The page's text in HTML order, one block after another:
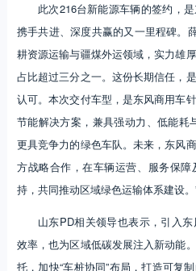
此次216台新能源车辆的签约，
携手共进、深度共赢的又一里程碑。
耕资源运输与疆煤外运领域，实力雄
占比超过三分之一。这份长期信任，
认可。本次交付车型，是东风商用车
节能解决方案，兼具强动力、低能耗
更具竞争力的绿色车队。未来，东风
方战略合作，在车辆运营、服务保
持，共同推动区域绿色运输体系建设。
山东PD相关领导也表示，引入
效率，也为区域低碳发展注入新动能
托，加快“车桩协同”布局，打造可复